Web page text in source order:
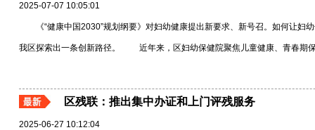
2025-07-07 10:05:01
《“健康中国2030”规划纲要》对妇幼健康提出新要求、新号召。如何让妇
我区探索出一条创新路径。 近年来，区妇幼保健院聚焦儿童健康、青春期
区残联：推出集中办证和上门评残服务
2025-06-27 10:12:04